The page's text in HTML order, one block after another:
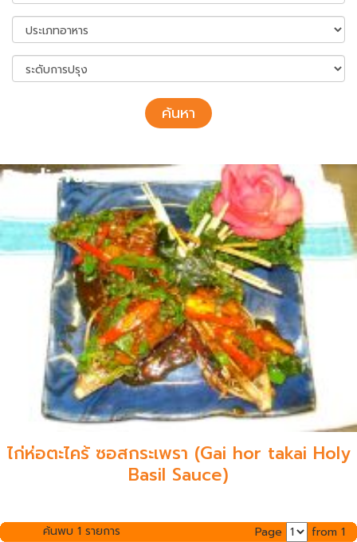
ค้นหา
ไก่ห่อตะไคร้ ซอสกระเพรา (Gai hor takai Holy
Basil Sauce)
ค้นพบ 1 รายการ Page from 1